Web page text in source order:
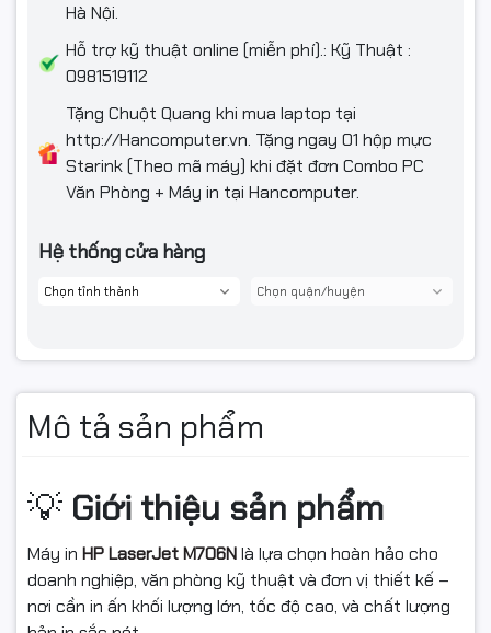
Hà Nội.
Hỗ trợ kỹ thuật online (miễn phí).: Kỹ Thuật :
0981519112
Tặng Chuột Quang khi mua laptop tại
http://Hancomputer.vn. Tặng ngay 01 hộp mực
Starink (Theo mã máy) khi đặt đơn Combo PC
Văn Phòng + Máy in tại Hancomputer.
Hệ thống cửa hàng
Mô tả sản phẩm
💡 Giới thiệu sản phẩm
Máy in HP LaserJet M706Nlà lựa chọn hoàn hảo cho
doanh nghiệp, văn phòng kỹ thuật và đơn vị thiết kế –
nơi cần in ấn khối lượng lớn, tốc độ cao, và chất lượng